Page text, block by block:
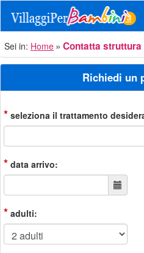
Sei in: Home Contatta struttura
Richiedi un
* seleziona il trattamento
* data arrivo:
* adulti: